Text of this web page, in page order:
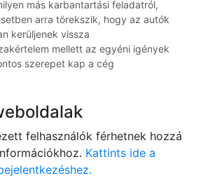
más karbantartási feladatról,
arra törekszik, hogy az autók
kerüljenek vissza
mellett az egyéni igények
szerepet kap a cég
felhasználók férhetnek hozzá
Kattints ide a